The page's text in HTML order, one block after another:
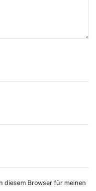
diesem Browser für meinen